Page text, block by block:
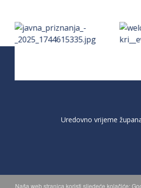
Uredovno vrijeme
Naša web stranica koristi sljedeće kolačiće: